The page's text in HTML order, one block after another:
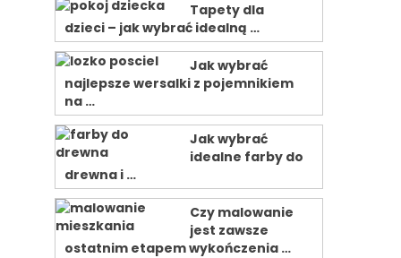
Tapety dla
dzieci – jak wybrać idealną …
Jak wybrać
najlepsze wersalki z pojemnikiem
na …
Jak wybrać
idealne farby do
drewna i …
Czy malowanie
jest zawsze
ostatnim etapem wykończenia …